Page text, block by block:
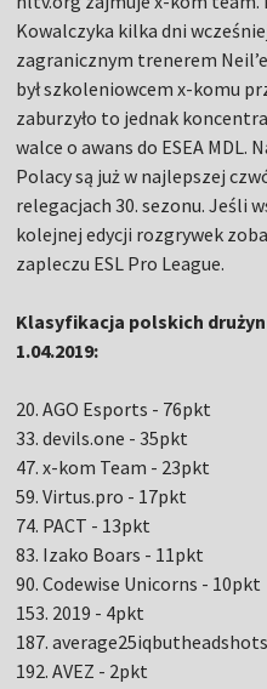
Kowalczyka kilka dni
zagranicznym trenerem
był szkoleniowcem x-komu
zaburzyło to jednak
walce o awans do ESEA MDL.
Polacy są już w najlepszej
relegacjach 30. sezonu. Jeśli
kolejnej edycji rozgrywek
zapleczu ESL Pro League.
Klasyfikacja polskich
1.04.2019:
20. AGO Esports - 76pkt
33. devils.one - 35pkt
47. x-kom Team - 23pkt
59. Virtus.pro - 17pkt
74. PACT - 13pkt
83. Izako Boars - 11pkt
90. Codewise Unicorns - 10pkt
153. 2019 - 4pkt
187.
192. AVEZ - 2pkt